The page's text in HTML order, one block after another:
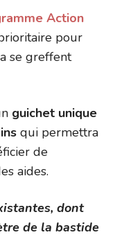
Action
pour
se greffent
guichet unique
qui permettra
de
aides.
dont
de la bastide